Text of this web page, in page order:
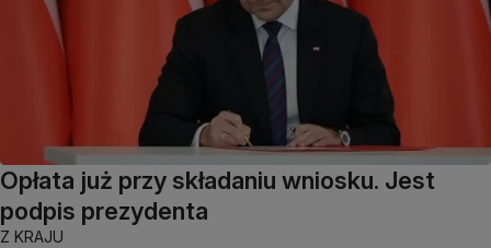
Opłata już przy składaniu wniosku. Jest
podpis prezydenta
Z KRAJU